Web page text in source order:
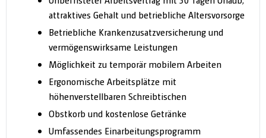
attraktives Gehalt und betriebliche Altersvorsorge
Betriebliche Krankenzusatzversicherung und
vermögenswirksame Leistungen
Möglichkeit zu temporär mobilem Arbeiten
Ergonomische Arbeitsplätze mit
höhenverstellbaren Schreibtischen
Obstkorb und kostenlose Getränke
Umfassendes Einarbeitungsprogramm